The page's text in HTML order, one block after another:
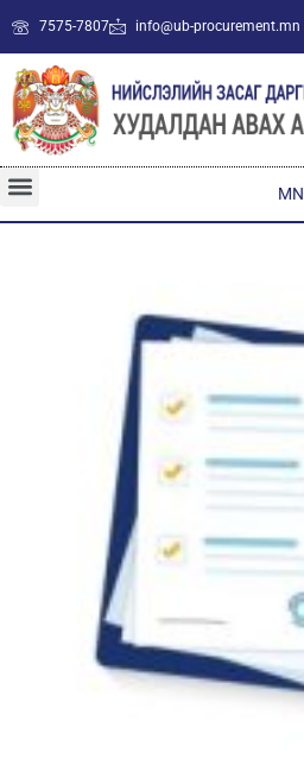
7575-7807 info@ub-procurement.mn
MN